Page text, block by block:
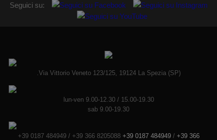
Seguici su:
.Via Vittorio Veneto 123/125, 19124 La Spezia (SP)
lun-ven 9.00-12.30 / 15.00-19.30
sab 9.00-19.30
+39 0187 484949 / +39 366 8205088 +39 0187 484949/ +39 366